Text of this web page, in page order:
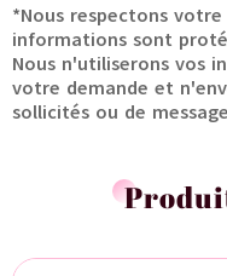
*Nous respectons
informations sont
Nous n'utiliserons vos
votre demande et
sollicités ou de